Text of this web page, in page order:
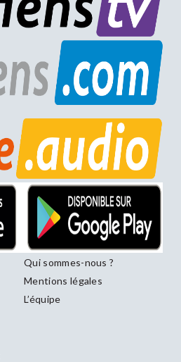
Qui sommes-nous ?
Mentions légales
L’équipe